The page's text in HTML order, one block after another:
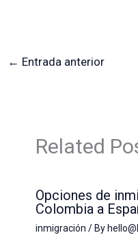
← Entrada anterior
Related
Opciones de
Colombia a
inmigración / By